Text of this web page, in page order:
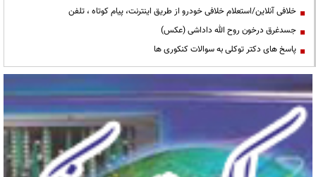
خلافی آنلاین/استعلام خلافی خودرو از طریق اینترنت، پیام کوتاه ، تلفن
جسدغرق درخون روح الله داداشی (عکس)
پاسخ های دکتر توکلی به سوالات کنکوری ها